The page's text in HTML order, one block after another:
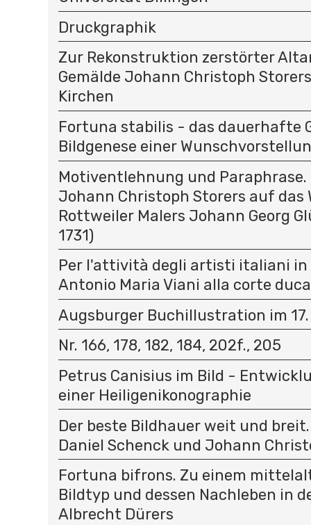
Druckgraphik
Zur Rekonstruktion zerstörter
Gemälde Johann Christoph
Kirchen
Fortuna stabilis - das dauerhafte
Bildgenese einer
Motiventlehnung und Paraphrase.
Johann Christoph Storers auf das
Rottweiler Malers Johann Georg
1731)
Per l'attività degli artisti italiani in
Antonio Maria Viani alla corte
Augsburger Buchillustration im
Nr. 166, 178, 182, 184, 202f., 205
Petrus Canisius im Bild -
einer Heiligenikonographie
Der beste Bildhauer weit und
Daniel Schenck und Johann
Fortuna bifrons. Zu einem
Bildtyp und dessen Nachleben in
Albrecht Dürers